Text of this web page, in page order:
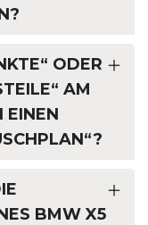
ODER
AM B
„
BMW X5